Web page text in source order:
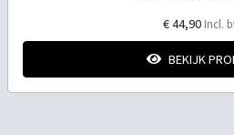
€ 44,90 Incl.
BEKIJK